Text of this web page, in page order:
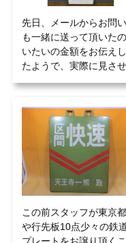
先日、メールからお問
も一緒に送って頂いた
いたいの金額をお伝え
たようで、実際に見さ
この前スタッフが東京
や行先板10点少々の鉄